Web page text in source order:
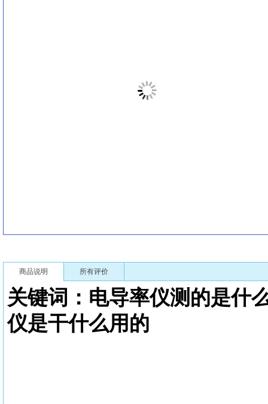
商品说明 所有评价
关键词：电导率仪测
仪是干什么用的